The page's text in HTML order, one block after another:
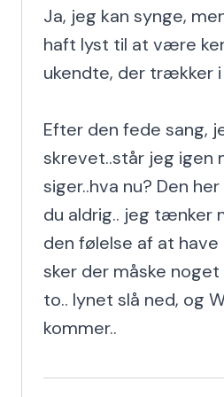
Ja, jeg kan synge,
haft lyst til at være
ukendte, der trækker i
Efter den fede sang,
skrevet..står jeg igen
siger..hva nu? Den
du aldrig.. jeg tænker
den følelse af at
sker der måske
to.. lynet slå ned, og
kommer..